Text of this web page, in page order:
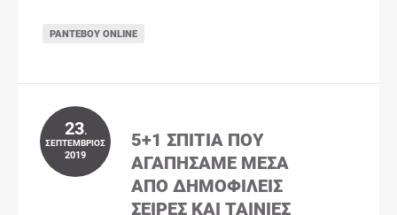
ΡΑΝΤΕΒΟΎ ONLINE
23.
ΣΕΠΤΈΜΒΡΙΟΣ
2019
5+1 ΣΠΊΤΙΑ ΠΟΥ
ΑΓΑΠΉΣΑΜΕ ΜΈΣΑ
ΑΠΌ ΔΗΜΟΦΙΛΕΊΣ
ΣΕΙΡΈΣ ΚΑΙ ΤΑΙΝΊΕΣ